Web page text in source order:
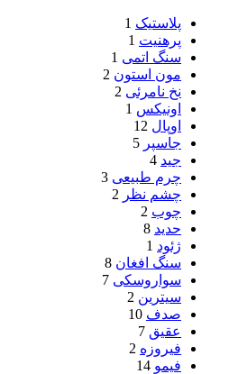
پلاستیک 1
پرهنیت 1
سنگ اتمی 1
مون استون 2
نخ نامرئی 2
اونیکس 1
اوپال 12
جاسپر 5
جید 4
چرم طبیعی 3
چشم نظر 2
چوب 2
حدید 8
ژئود 1
سنگ افغان 8
سواروسکی 7
سیترین 2
صدف 10
عقیق 7
فیروزه 2
فیمو 14